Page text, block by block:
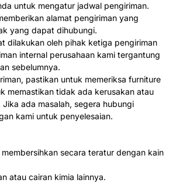
untuk mengatur jadwal pengiriman.
alamat pengiriman yang
yang dapat dihubungi.
dilakukan oleh pihak ketiga pengiriman
internal perusahaan kami tergantung
sebelumnya.
pastikan untuk memeriksa furniture
memastikan tidak ada kerusakan atau
Jika ada masalah, segera hubungi
kami untuk penyelesaian.
secara teratur dengan kain
atau cairan kimia lainnya.